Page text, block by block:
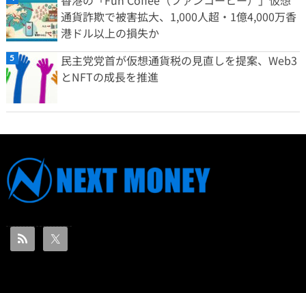
通貨詐欺で被害拡大、1,000人超・1億4,000万香
港ドル以上の損失か
民主党党首が仮想通貨税の見直しを提案、Web3
とNFTの成長を推進